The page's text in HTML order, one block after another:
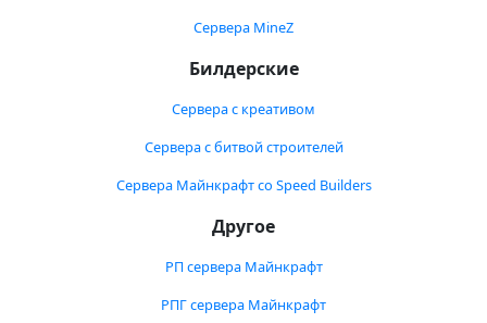
Сервера MineZ
Билдерские
Сервера с креативом
Сервера с битвой строителей
Сервера Майнкрафт со Speed Builders
Другое
РП сервера Майнкрафт
РПГ сервера Майнкрафт